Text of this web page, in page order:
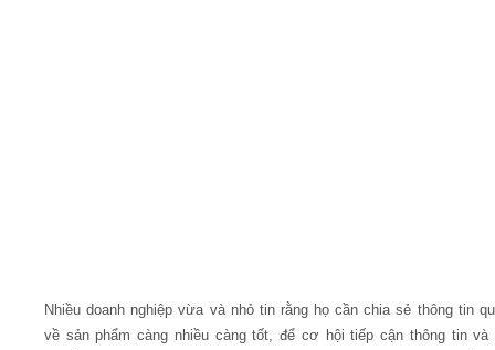
Nhiều doanh nghiệp vừa và nhỏ tin rằng họ cần chia sẻ thông tin
về sản phẩm càng nhiều càng tốt, để cơ hội tiếp cận thông tin và